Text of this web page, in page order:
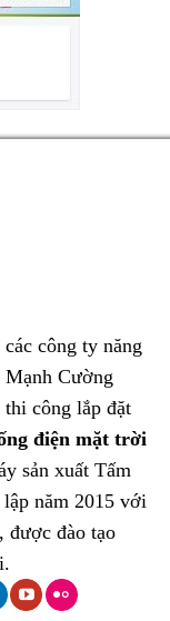
công ty năng
Mạnh Cường
công lắp đặt
điện mặt trời
sản xuất Tấm
năm 2015 với
được đào tạo